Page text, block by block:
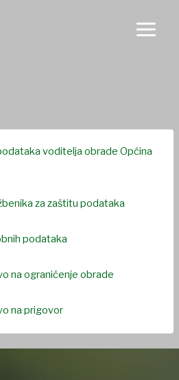
voditelja obrade Općina
za zaštitu podataka
podataka
na ograničenje obrade
na prigovor